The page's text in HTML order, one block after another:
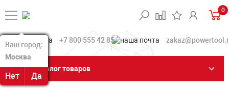
Ваш город:
Москва
Нет Да
Ваш город:
Москва
Нет Да
0
+7 800 555 42 85
Каталог товаров